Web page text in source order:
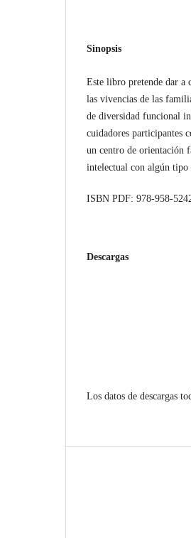
Sinopsis
Este libro pretende dar a
las vivencias de las
de diversidad funcional
cuidadores participantes
un centro de orientación
intelectual con algún
ISBN PDF: 978-958-
Descargas
Los datos de descargas